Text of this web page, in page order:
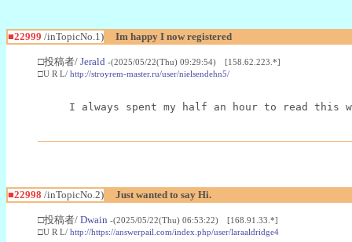
■22999 /inTopicNo.1) Im happy I now registered
□投稿者/ Jerald -(2025/05/22(Thu) 09:29:54) [158.62.223.*]
□U R L/ http://stroyrem-master.ru/user/nielsendehn5/
I always spent my half an hour to read
■22998 /inTopicNo.2) Just wanted to say Hi.
□投稿者/ Dwain -(2025/05/22(Thu) 06:53:22) [168.91.33.*]
□U R L/ http://https://answerpail.com/index.php/user/laraaldridge4